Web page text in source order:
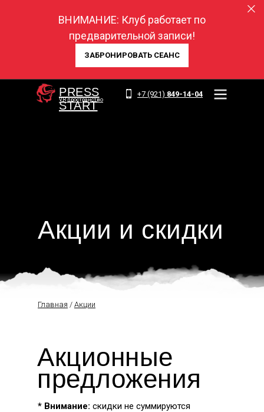
ВНИМАНИЕ: Клуб работает по
предварительной записи!
ЗАБРОНИРОВАТЬ СЕАНС
PRESS
START
VR пространство
+7 (921) 849-14-04
Акции и скидки
Главная / Акции
Акционные
предложения
* Внимание: скидки не суммируются